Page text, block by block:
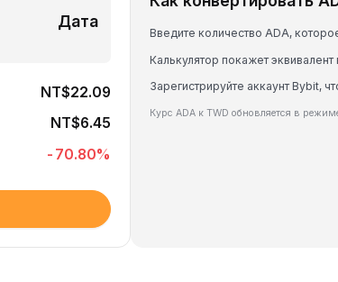
Дата
NT$22.09
NT$6.45
-70.80%
Введите количество ADA,
Калькулятор покажет эквивалент
Зарегистрируйте аккаунт Bybit,
Курс ADA к TWD обновляется в